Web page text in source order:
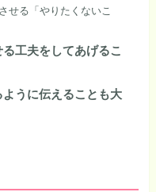
せる「やりたくないこ
工夫をしてあげるこ
うに伝えることも大